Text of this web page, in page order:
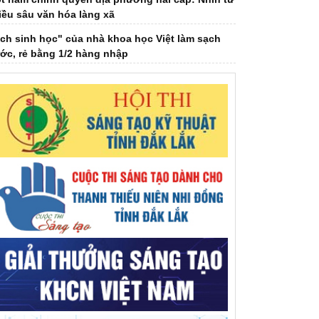
sinh học" của nhà khoa học Việt làm sạch
giá trị cà phê xanh sẽ được “giải mã” trong
sắp phát sóng
hội Hội Dưỡng sinh tâm thể tỉnh khóa IV,
kỳ 2026-2031
hội đại biểu Hội Khuyến học tỉnh Đắk Lắk lần
I, nhiệm kỳ 2026 - 2031
mã ‘bài toán khó’ EUDR bằng bản đồ số cà
Đắk Lắk
Nam đứng thứ 2 Đông Nam Á, thứ 7 thế giới
chuyển đổi địa chỉ Internet thế hệ mới
chí thời đại số - khi công nghệ song hành
tư duy đổi mới
Trần Đình Long: Khoa học chỉ thật sự
giá trị khi đến được với người dân